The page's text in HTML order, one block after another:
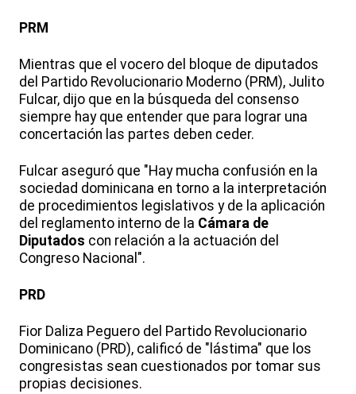
PRM
Mientras que el vocero del bloque de diputados
del Partido Revolucionario Moderno (PRM), Julito
Fulcar, dijo que en la búsqueda del consenso
siempre hay que entender que para lograr una
concertación las partes deben ceder.
Fulcar aseguró que "Hay mucha confusión en la
sociedad dominicana en torno a la interpretación
de procedimientos legislativos y de la aplicación
del reglamento interno de la Cámara de
Diputados con relación a la actuación del
Congreso Nacional".
PRD
Fior Daliza Peguero del Partido Revolucionario
Dominicano (PRD), calificó de "lástima" que los
congresistas sean cuestionados por tomar sus
propias decisiones.